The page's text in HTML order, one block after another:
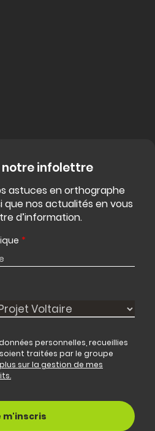
notre infolettre
astuces en orthographe
que nos actualités en vous
d’information.
*
personnelles, recueillies
traitées par le groupe
sur la gestion de mes